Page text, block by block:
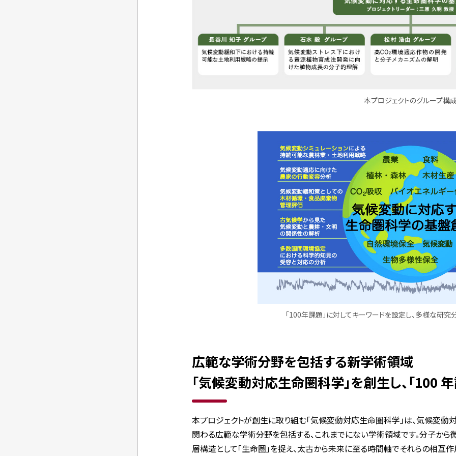
本プロジェクトのグループ構
「100年課題」に対してキーワードを設定し、多様な研究
広範な学術分野を包括する新学術領域
「気候変動対応生命圏科学」を創生し、「100 年
本プロジェクトが創生に取り組む「気候変動対応生命圏科学」は、気候変
関わる広範な学術分野を包括する、これまでにない学術領域です。分子から
層構造として「生命圏」を捉え、太古から未来に至る時間軸でそれらの相互